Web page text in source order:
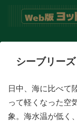
シーブリー
日中、海に比べて
って軽くなった空
象。海水温が低く